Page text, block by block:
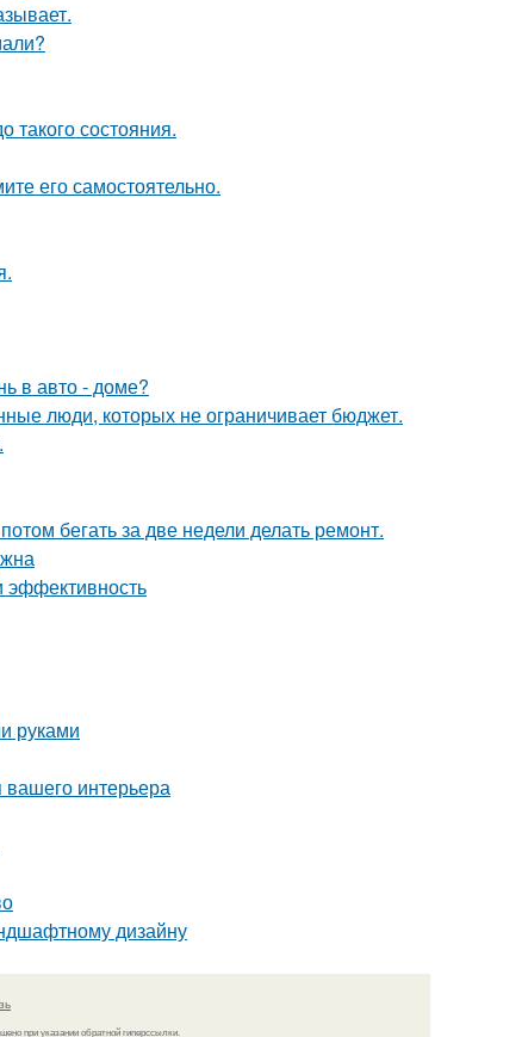
такого состояния.
его самостоятельно.
в авто - доме?
люди, которых не ограничивает бюджет.
бегать за две недели делать ремонт.
эффективность
руками
интерьера
дизайну
при указании обратной гиперссылки.